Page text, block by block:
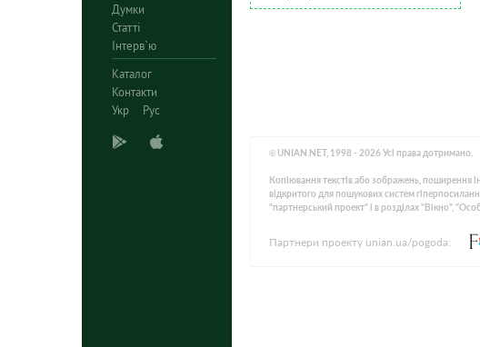
Думки
Статті
Інтерв`ю
Каталог
Контакти
Укр
Рус
© UNIAN.NET, 1998 - 2026 Усі права дотримано.
Копіювання текстів або зображень, поширення
відкритого для пошукових систем
"партнерський проект" і в розділах "Вікно",
Партнери проекту unian.ua/pogoda: